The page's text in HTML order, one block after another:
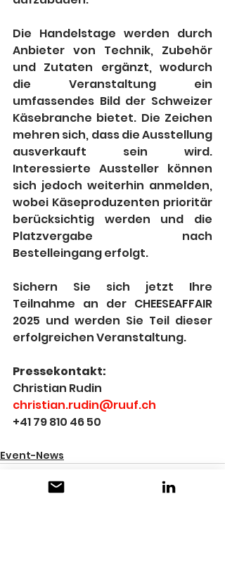
Die Handelstage werden durch
Anbieter von Technik, Zubehör
und Zutaten ergänzt, wodurch
die Veranstaltung ein
umfassendes Bild der Schweizer
Käsebranche bietet. Die Zeichen
mehren sich, dass die Ausstellung
ausverkauft sein wird.
Interessierte Aussteller können
sich jedoch weiterhin anmelden,
wobei Käseproduzenten prioritär
berücksichtig werden und die
Platzvergabe nach
Bestelleingang erfolgt.
Sichern Sie sich jetzt Ihre
Teilnahme an der CHEESEAFFAIR
2025 und werden Sie Teil dieser
erfolgreichen Veranstaltung.
Pressekontakt:
Christian Rudin
christian.rudin@ruuf.ch
+41 79 810 46 50
Event-News